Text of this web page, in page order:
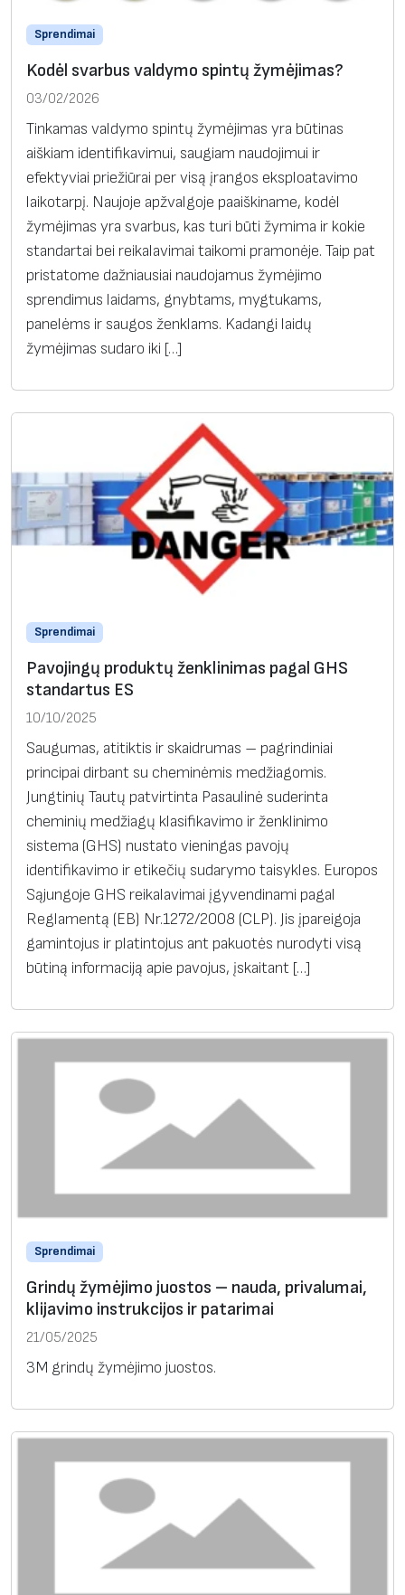
Sprendimai
Kodėl svarbus valdymo spintų žymėjimas?
03/02/2026
Tinkamas valdymo spintų žymėjimas yra būtinas
aiškiam identifikavimui, saugiam naudojimui ir
efektyviai priežiūrai per visą įrangos eksploatavimo
laikotarpį. Naujoje apžvalgoje paaiškiname, kodėl
žymėjimas yra svarbus, kas turi būti žymima ir kokie
standartai bei reikalavimai taikomi pramonėje. Taip pat
pristatome dažniausiai naudojamus žymėjimo
sprendimus laidams, gnybtams, mygtukams,
panelėms ir saugos ženklams. Kadangi laidų
žymėjimas sudaro iki […]
Sprendimai
Pavojingų produktų ženklinimas pagal GHS
standartus ES
10/10/2025
Saugumas, atitiktis ir skaidrumas – pagrindiniai
principai dirbant su cheminėmis medžiagomis.
Jungtinių Tautų patvirtinta Pasaulinė suderinta
cheminių medžiagų klasifikavimo ir ženklinimo
sistema (GHS) nustato vieningas pavojų
identifikavimo ir etikečių sudarymo taisykles. Europos
Sąjungoje GHS reikalavimai įgyvendinami pagal
Reglamentą (EB) Nr.1272/2008 (CLP). Jis įpareigoja
gamintojus ir platintojus ant pakuotės nurodyti visą
būtiną informaciją apie pavojus, įskaitant […]
Sprendimai
Grindų žymėjimo juostos – nauda, privalumai,
klijavimo instrukcijos ir patarimai
21/05/2025
3M grindų žymėjimo juostos.